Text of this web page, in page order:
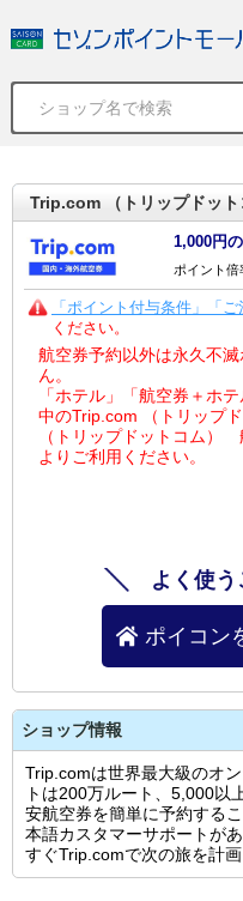
Trip.com （トリップドッ
1,000円
ポイント倍
「ポイント付与条件」「ご
ください。
航空券予約以外は永久不
ん。
「ホテル」「航空券＋ホ
中のTrip.com （トリップ
（トリップドットコム）
よりご利用ください。
よく使
ポイコン
ショップ情報
Trip.comは世界最大級のオ
トは200万ルート、5,000以
安航空券を簡単に予約する
本語カスタマーサポートが
すぐTrip.comで次の旅を計画